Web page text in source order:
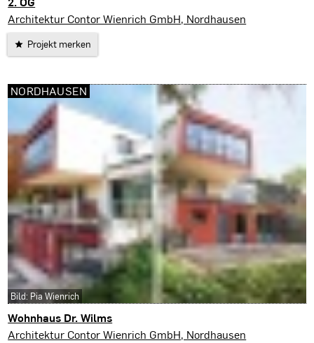
Nordhausen
Architektur Contor Wienrich GmbH, Nordhausen
Projekt merken
Wohnhaus Dr. Wilms
Nordhausen
Architektur Contor Wienrich GmbH, Nordhausen
NORDHAUSEN
Bild: Pia Wienrich